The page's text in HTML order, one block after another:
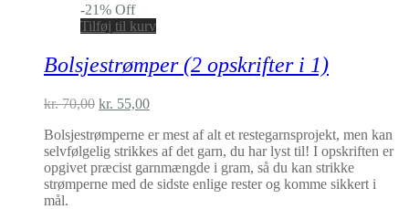
-21% Off
Tilføj til kurv
Bolsjestrømper (2 opskrifter i 1)
kr.70,00 Den
pris
var:
kr. 70,00.
kr. 55,00Den
pris
er:
kr. 55,00.
Bolsjestrømperne er mest af alt et restegarnsprojekt, men kan
selvfølgelig strikkes af det garn, du har lyst til! I opskriften er
opgivet præcist garnmængde i gram, så du kan strikke
strømperne med de sidste enlige rester og komme sikkert i
mål.